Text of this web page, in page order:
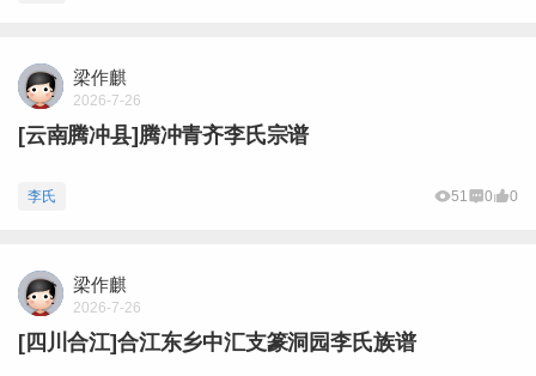
梁作麒
2026-7-26
[云南腾冲县]腾冲青齐李氏宗谱
李氏 51 0 0
梁作麒
2026-7-26
[四川合江]合江东乡中汇支篆洞园李氏族谱